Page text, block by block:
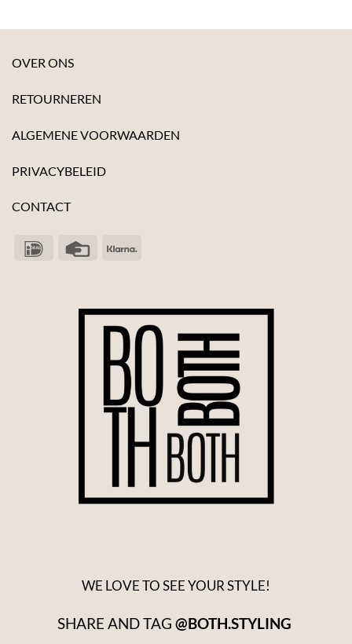
OVER ONS
RETOURNEREN
ALGEMENE VOORWAARDEN
PRIVACYBELEID
CONTACT
WE LOVE TO SEE YOUR STYLE!
SHARE AND TAG @BOTH.STYLING